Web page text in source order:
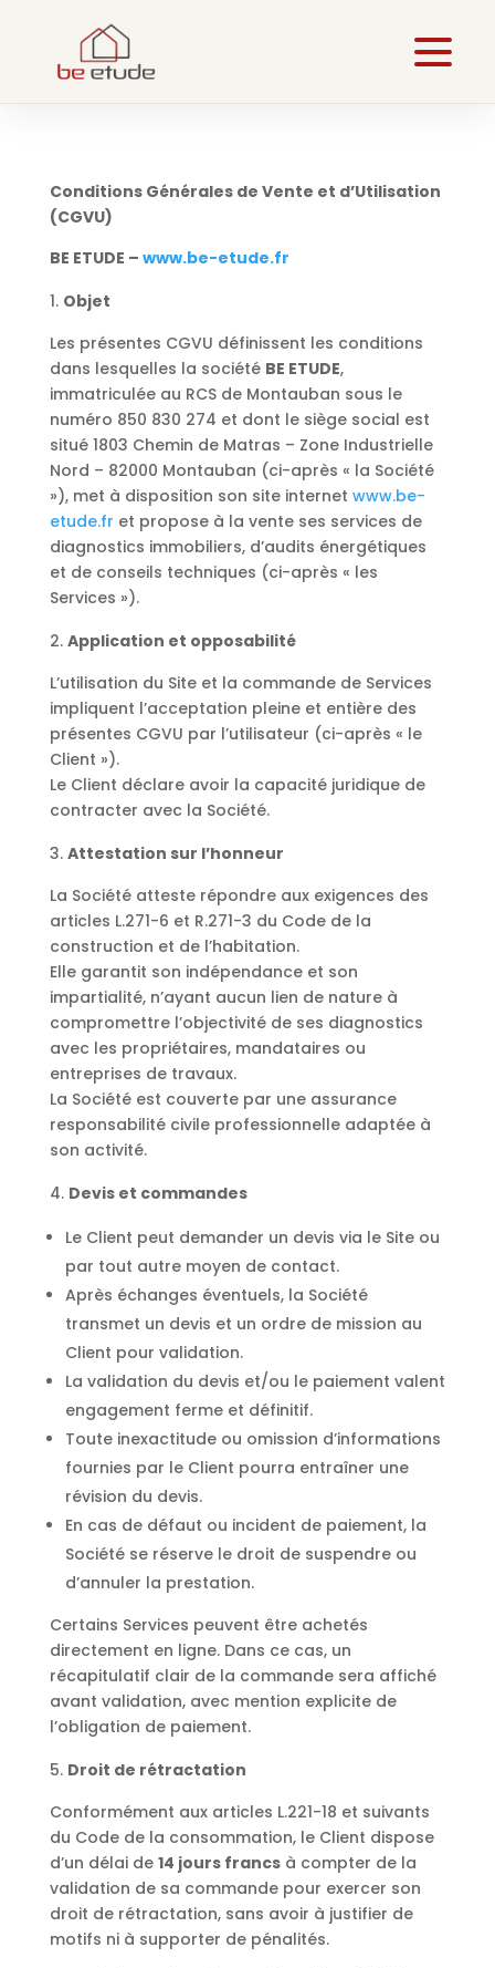
Conditions Générales de Vente et d’Utilisation
(CGVU)
BE ETUDE – www.be-etude.fr
Objet
Les présentes CGVU définissent les conditions
dans lesquelles la société BE ETUDE,
immatriculée au RCS de Montauban sous le
numéro 850 830 274 et dont le siège social est
situé 1803 Chemin de Matras – Zone Industrielle
Nord – 82000 Montauban (ci-après « la Société
»), met à disposition son site internet www.be-
etude.fr et propose à la vente ses services de
diagnostics immobiliers, d’audits énergétiques
et de conseils techniques (ci-après « les
Services »).
Application et opposabilité
L’utilisation du Site et la commande de Services
impliquent l’acceptation pleine et entière des
présentes CGVU par l’utilisateur (ci-après « le
Client »).
Le Client déclare avoir la capacité juridique de
contracter avec la Société.
Attestation sur l’honneur
La Société atteste répondre aux exigences des
articles L.271-6 et R.271-3 du Code de la
construction et de l’habitation.
Elle garantit son indépendance et son
impartialité, n’ayant aucun lien de nature à
compromettre l’objectivité de ses diagnostics
avec les propriétaires, mandataires ou
entreprises de travaux.
La Société est couverte par une assurance
responsabilité civile professionnelle adaptée à
son activité.
Devis et commandes
Le Client peut demander un devis via le Site ou
par tout autre moyen de contact.
Après échanges éventuels, la Société
transmet un devis et un ordre de mission au
Client pour validation.
La validation du devis et/ou le paiement valent
engagement ferme et définitif.
Toute inexactitude ou omission d’informations
fournies par le Client pourra entraîner une
révision du devis.
En cas de défaut ou incident de paiement, la
Société se réserve le droit de suspendre ou
d’annuler la prestation.
Certains Services peuvent être achetés
directement en ligne. Dans ce cas, un
récapitulatif clair de la commande sera affiché
avant validation, avec mention explicite de
l’obligation de paiement.
Droit de rétractation
Conformément aux articles L.221-18 et suivants
du Code de la consommation, le Client dispose
d’un délai de 14 jours francsà compter de la
validation de sa commande pour exercer son
droit de rétractation, sans avoir à justifier de
motifs ni à supporter de pénalités.